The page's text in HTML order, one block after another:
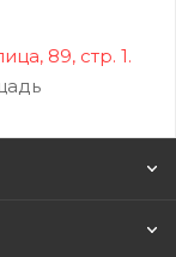
89, стр. 1.